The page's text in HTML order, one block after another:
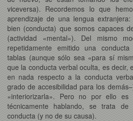
viceversa). Recordemos lo que
aprendizaje de una lengua
bien (conducta) que somos capaces
(actividad «mental»). Del mismo
repetidamente emitido una
tablas (aunque sólo sea «para sí
que la conducta verbal oculta, es decir,
en nada respecto a la conducta
grado de accesibilidad para los
«interiorizarla». Pero no por ello
técnicamente hablando, se trata
conducta (y no de su causa).